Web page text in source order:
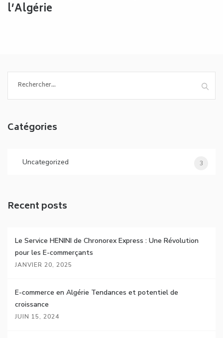
l’Algérie
Catégories
Uncategorized 3
Recent posts
Le Service HENINI de Chronorex Express : Une Révolution
pour les E-commerçants
JANVIER 20, 2025
E-commerce en Algérie Tendances et potentiel de
croissance
JUIN 15, 2024